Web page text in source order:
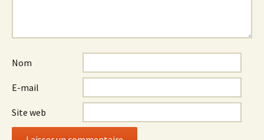
Nom
E-mail
Site web